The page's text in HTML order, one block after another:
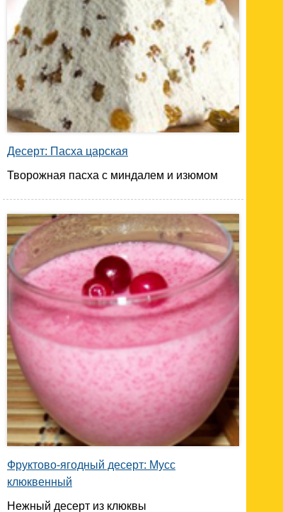
Десерт: Пасха царская
Творожная пасха с миндалем и изюмом
Фруктово-ягодный десерт: Мусс
клюквенный
Нежный десерт из клюквы